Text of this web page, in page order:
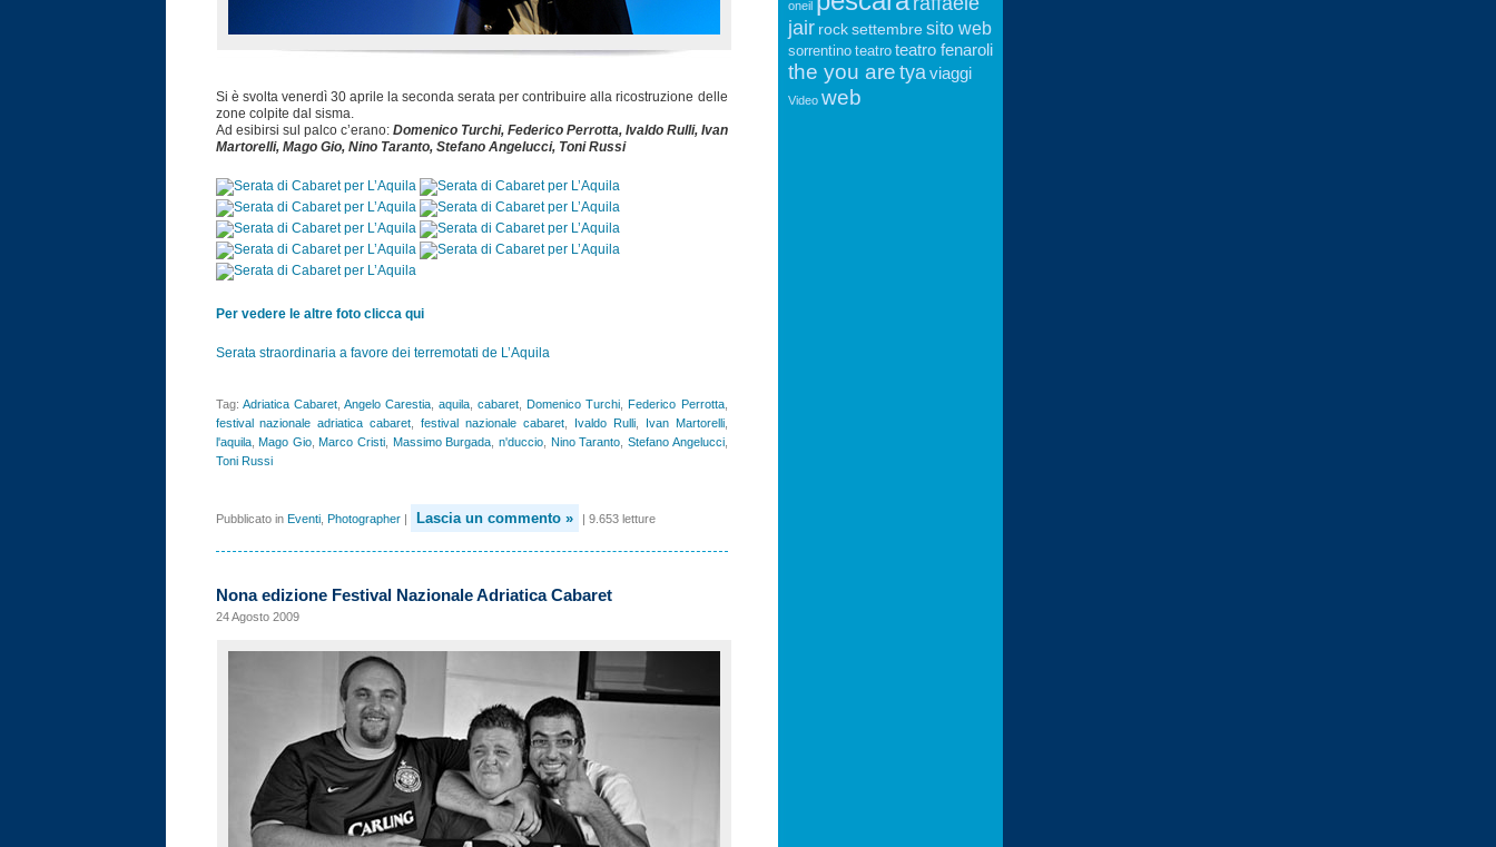
Si è svolta venerdì 30 aprile la seconda serata per contribuire alla ricostruzione delle
zone colpite dal sisma.
Ad esibirsi sul palco c’erano: Domenico Turchi, Federico Perrotta, Ivaldo Rulli, Ivan
Martorelli, Mago Gio, Nino Taranto, Stefano Angelucci, Toni Russi
Per vedere le altre foto clicca qui
Serata straordinaria a favore dei terremotati de L’Aquila
Tag: Adriatica Cabaret, Angelo Carestia,aquila ,cabaret ,Domenico Turchi ,Federico Perrotta,
festival nazionale adriatica cabaret ,festival nazionale cabaret, Ivaldo Rulli, Ivan Martorelli,
l'aquila,Mago Gio,Marco Cristi Massimo Burgada n'duccio, Nino Taranto Stefano Angelucci,
Toni Russi
Pubblicato in Eventi, Photographer| Lascia un commento » | 9.653 letture
Nona edizione Festival Nazionale Adriatica Cabaret
24 Agosto 2009
oneil
jair rock settembre sito web
sorrentino teatro teatro fenaroli
the you are tya viaggi
Video web